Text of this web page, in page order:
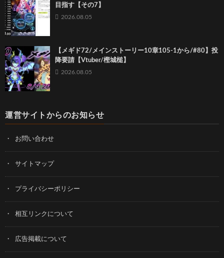
目指す【その7】
2026.08.05
【メギド72/メインストーリー10章105-1から/#80】投
降要請【Vtuber/樫城槌】
2026.08.05
運営サイトからのお知らせ
お問い合わせ
サイトマップ
プライバシーポリシー
相互リンクについて
広告掲載について